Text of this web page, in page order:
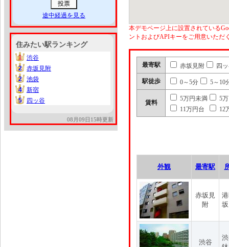
途中経過を見る
住みたい駅ランキング
1
1
渋谷
2
2
赤坂見附
2
2
池袋
4
4
新宿
5
5 四ッ谷
08月09日15時更新
本デモページ上に設置されている
ントおよびAPIキーをご用意いただ
最寄駅 赤坂見附 四
駅徒歩 0～5分 5～10
賃料
5万円未満
5
11万円台
12
外観 最寄駅
赤坂見
附
渋谷